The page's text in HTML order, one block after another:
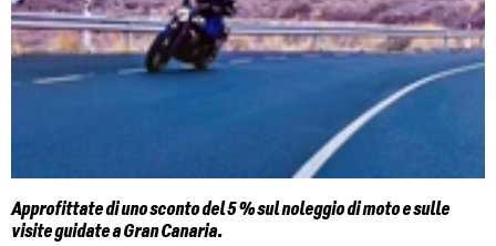
Approfittate di uno sconto del 5 % sul noleggio di moto e sulle
visite guidate a Gran Canaria.